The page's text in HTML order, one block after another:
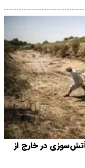
در خارج از